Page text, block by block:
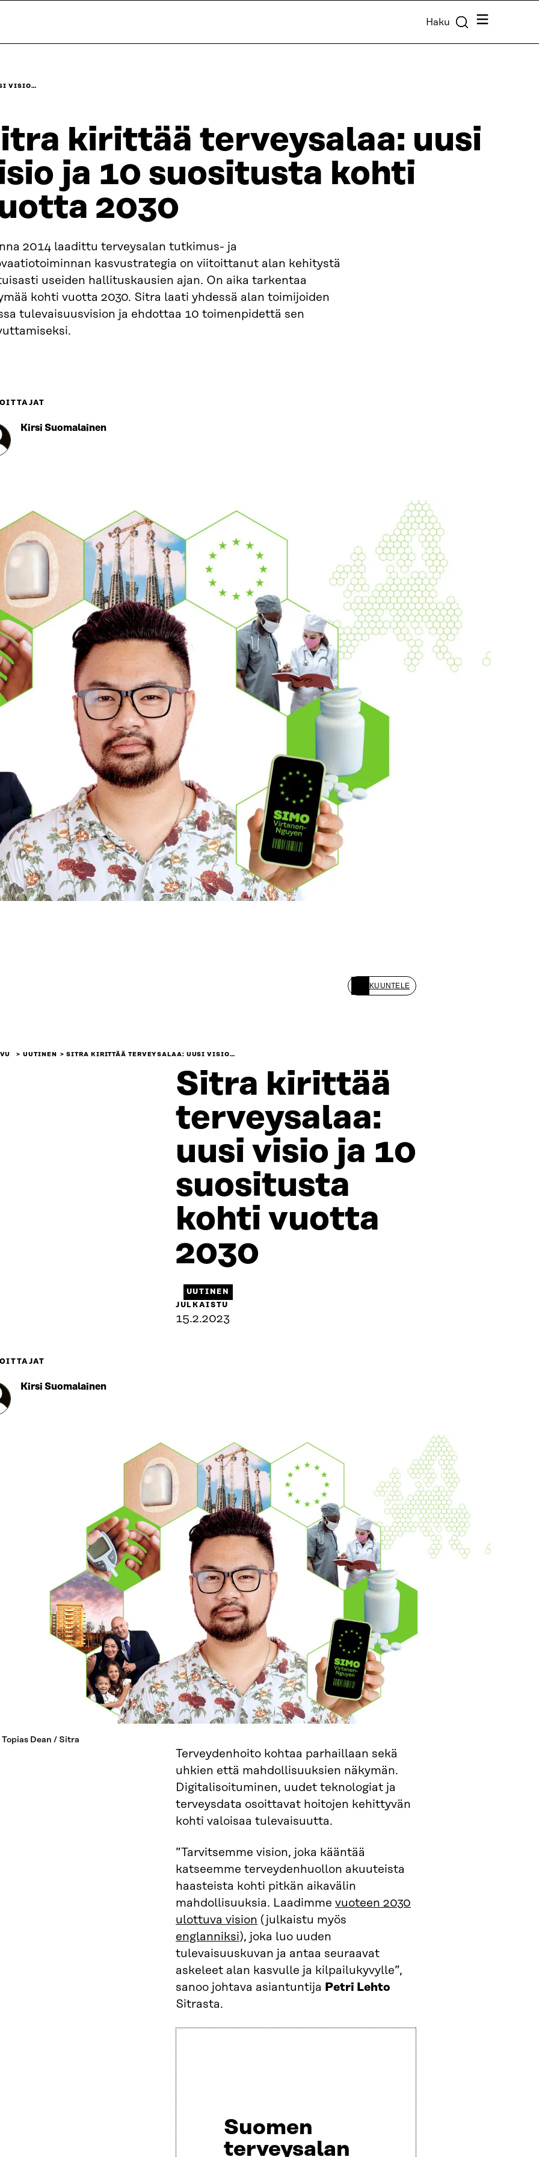
Haku Valikko
VISIO…
kirittää terveysalaa: uusi
ja 10 suositusta kohti
2030
2014 laadittu terveysalan tutkimus- ja
kasvustrategia on viitoittanut alan kehitystä
useiden hallituskausien ajan. On aika tarkentaa
kohti vuotta 2030. Sitra laati yhdessä alan toimijoiden
tulevaisuusvision ja ehdottaa 10 toimenpidettä sen
Kirsi Suomalainen
KUUNTELE
UUTINEN SITRA KIRITTÄÄ TERVEYSALAA: UUSI VISIO…
Sitra kirittää
terveysalaa:
uusi visio ja 10
suositusta
kohti vuotta
2030
UUTINEN
JULKAISTU
15.2.2023
Kirsi Suomalainen
Topias Dean / Sitra
Terveydenhoito kohtaa parhaillaan sekä
uhkien että mahdollisuuksien näkymän.
Digitalisoituminen, uudet teknologiat ja
terveysdata osoittavat hoitojen kehittyvän
kohti valoisaa tulevaisuutta.
”Tarvitsemme vision, joka kääntää
katseemme terveydenhuollon akuuteista
haasteista kohti pitkän aikavälin
mahdollisuuksia. Laadimme vuoteen 2030
ulottuva vision (julkaistu myös
englanniksi), joka luo uuden
tulevaisuuskuvan ja antaa seuraavat
askeleet alan kasvulle ja kilpailukyvylle”,
sanoo johtava asiantuntija Petri Lehto
Sitrasta.
Suomen
terveysalan